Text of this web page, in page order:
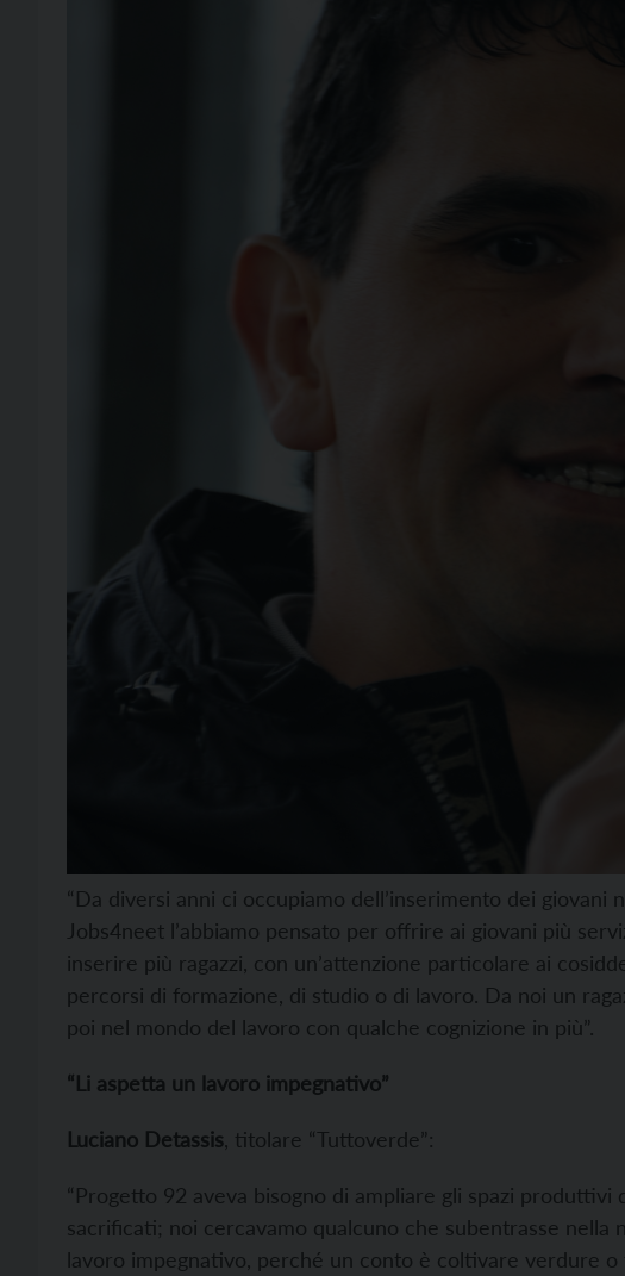
“Da diversi anni ci occupiamo dell’inserimento dei
Jobs4neet l’abbiamo pensato per offrire ai giovani più
inserire più ragazzi, con un’attenzione particolare ai
percorsi di formazione, di studio o di lavoro. Da noi un
poi nel mondo del lavoro con qualche cognizione in più”.
“Li aspetta un lavoro impegnativo”
Luciano Detassis , titolare “Tuttoverde”:
“Progetto 92 aveva bisogno di ampliare gli spazi produttivi
sacrificati; noi cercavamo qualcuno che subentrasse nella
lavoro impegnativo, perché un conto è coltivare verdure